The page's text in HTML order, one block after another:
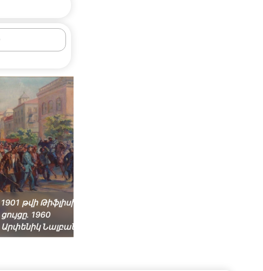
1901 թվի Թիֆլիսի մայիսյան
ցույցը. 1960
Արփենիկ Նալբանդյան